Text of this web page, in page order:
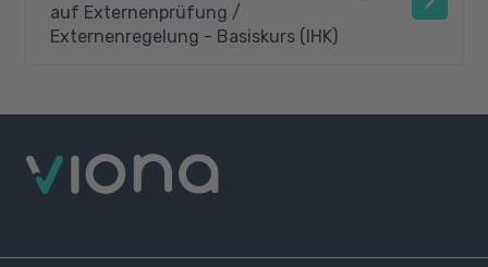
auf Externenprüfung /
Externenregelung - Basiskurs (IHK)